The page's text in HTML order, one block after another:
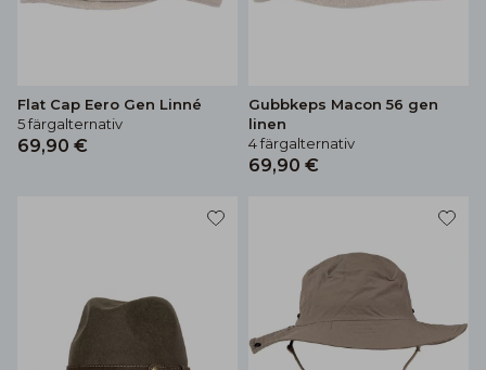
Flat Cap Eero Gen Linné
5 färgalternativ
69,90 €
Gubbkeps Macon 56 gen
linen
4 färgalternativ
69,90 €